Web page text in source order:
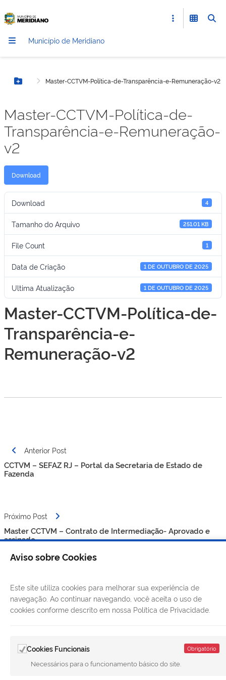
Município de Meridiano
Botão MenuMaster-CCTVM-Política-de-Transparência-e-Remuneração-v2
Master-CCTVM-Política-de-
Transparência-e-Remuneração-
v2
Download
Download 4
Tamanho do Arquivo 251.01 KB
File Count 1
Data de Criação 1 DE OUTUBRO DE 2025
Ultima Atualização 1 DE OUTUBRO DE 2025
Master-CCTVM-Política-de-
Transparência-e-
Remuneração-v2
Navegação
de
Post
Anterior Post
CCTVM – SEFAZ RJ – Portal da Secretaria de Estado de
Fazenda
Próximo Post
Master CCTVM – Contrato de Intermediação- Aprovado e
assinado
Aviso sobre Cookies
Este site utiliza cookies para melhorar sua experiência de
navegação. Ao continuar navegando, você aceita o uso de
cookies conforme descrito em nossa Política de Privacidade.
Cookies Funcionais Obrigatório
Necessários para o funcionamento básico do site.